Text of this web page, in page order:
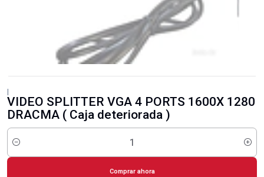
VIDEO SPLITTER VGA 4 PORTS 1600X 1280
DRACMA ( Caja deteriorada )
Cantidad
Comprar ahora